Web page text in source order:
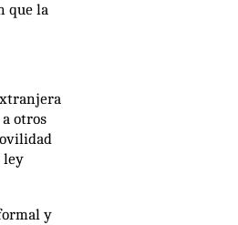
que la
otros
ley
y